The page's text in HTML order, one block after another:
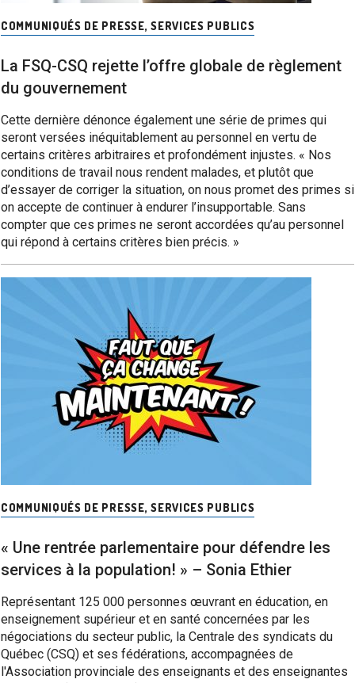
COMMUNIQUÉS DE PRESSE,SERVICES PUBLICS
La FSQ-CSQ rejette l’offre globale de règlement
du gouvernement
Cette dernière dénonce également une série de primes qui
seront versées inéquitablement au personnel en vertu de
certains critères arbitraires et profondément injustes. « Nos
conditions de travail nous rendent malades, et plutôt que
d’essayer de corriger la situation, on nous promet des primes si
on accepte de continuer à endurer l’insupportable. Sans
compter que ces primes ne seront accordées qu’au personnel
qui répond à certains critères bien précis. »
COMMUNIQUÉS DE PRESSE,SERVICES PUBLICS
« Une rentrée parlementaire pour défendre les
services à la population! » – Sonia Ethier
Représentant 125 000 personnes œuvrant en éducation, en
enseignement supérieur et en santé concernées par les
négociations du secteur public, la Centrale des syndicats du
Québec (CSQ) et ses fédérations, accompagnées de
l'Association provinciale des enseignants et des enseignantes